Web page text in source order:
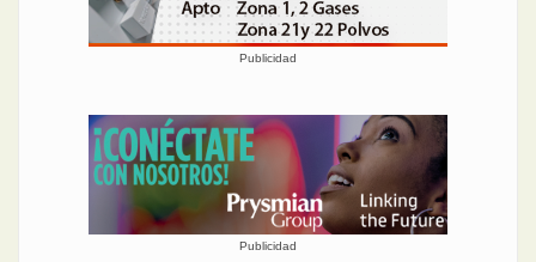
Publicidad
Publicidad